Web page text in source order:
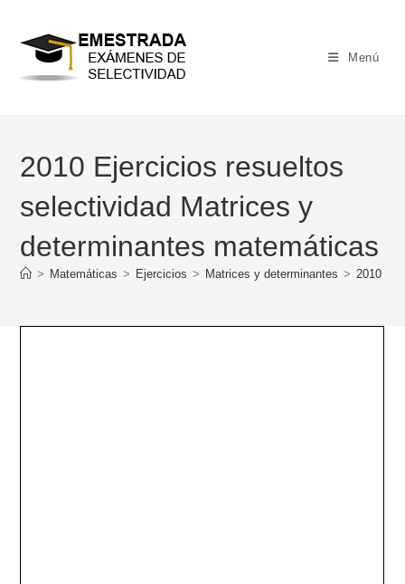
contenido
Menú
2010 Ejercicios resueltos
selectividad Matrices y
determinantes matemáticas
> Matemáticas > Ejercicios > Matrices y determinantes > 2010